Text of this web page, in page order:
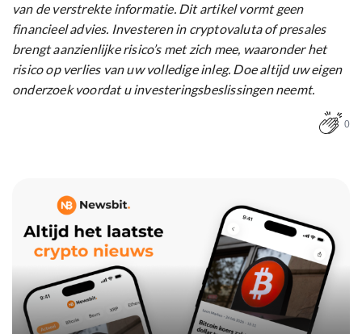
van de verstrekte informatie. Dit artikel vormt geen
financieel advies. Investeren in cryptovaluta of presales
brengt aanzienlijke risico’s met zich mee, waaronder het
risico op verlies van uw volledige inleg. Doe altijd uw eigen
onderzoek voordat u investeringsbeslissingen neemt.
0